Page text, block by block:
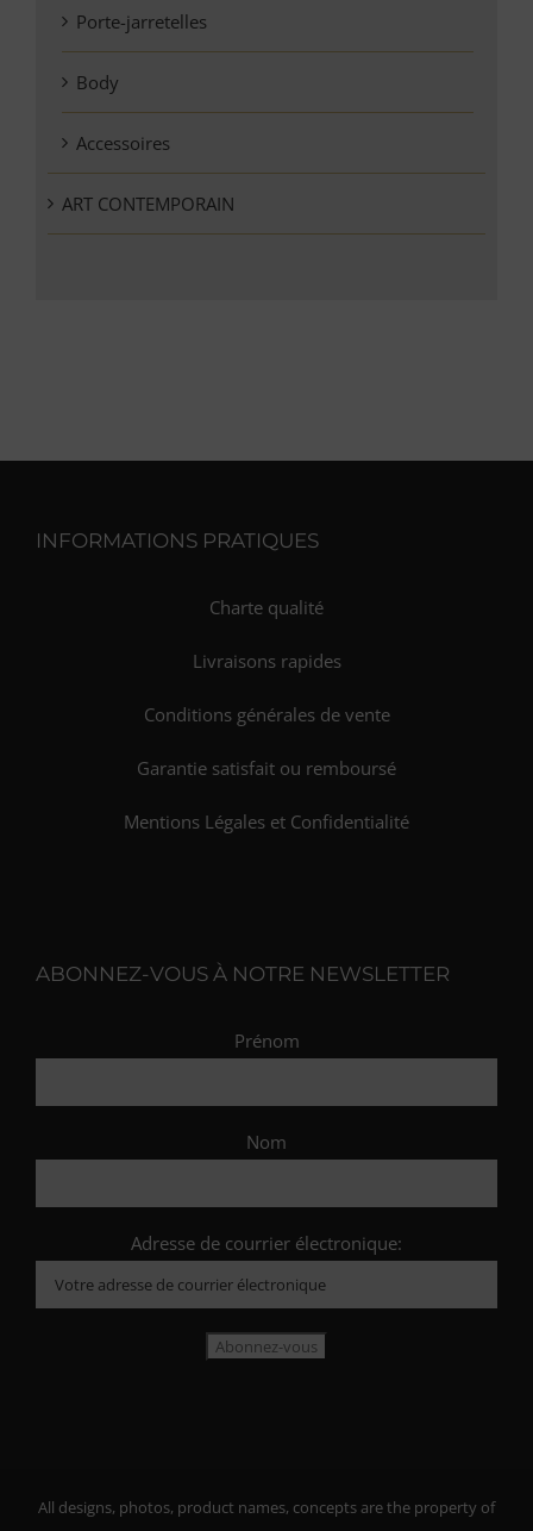
Porte-jarretelles
Body
Accessoires
ART CONTEMPORAIN
INFORMATIONS PRATIQUES
Charte qualité
Livraisons rapides
Conditions générales de vente
Garantie satisfait ou remboursé
Mentions Légales et Confidentialité
ABONNEZ-VOUS À NOTRE NEWSLETTER
Prénom
Nom
Adresse de courrier électronique:
All designs, photos, product names, concepts are the property of